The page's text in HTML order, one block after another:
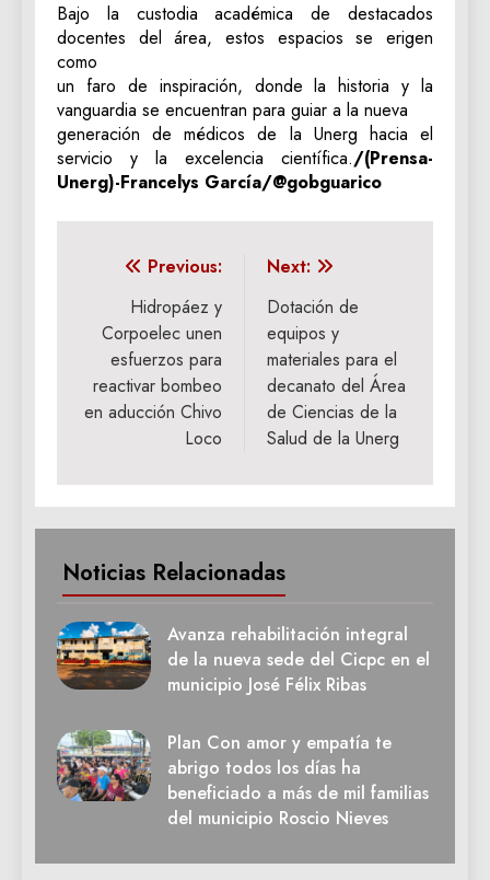
Bajo la custodia académica de destacados
docentes del área, estos espacios se erigen
como
un faro de inspiración, donde la historia y la
vanguardia se encuentran para guiar a la nueva
generación de médicos de la Unerg hacia el
servicio y la excelencia científica./(Prensa-
Unerg)-Francelys García/@gobguarico
Navegación
entradas
Previous:
Hidropáez y
Corpoelec unen
esfuerzos para
reactivar bombeo
en aducción Chivo
Loco
Next:
Dotación de
equipos y
materiales para el
decanato del Área
de Ciencias de la
Salud de la Unerg
Noticias Relacionadas
Avanza rehabilitación integral
de la nueva sede del Cicpc en el
municipio José Félix Ribas
Plan Con amor y empatía te
abrigo todos los días ha
beneficiado a más de mil familias
del municipio Roscio Nieves